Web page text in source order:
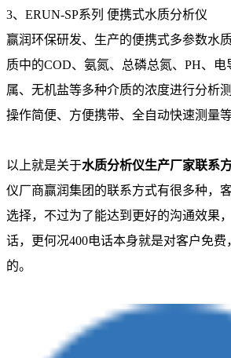
3、ERUN-SP系列 便携式水质分析仪
赢润环保研发、生产的便携式多参数水
质中的COD、氨氮、总磷总氮、PH、
属、无机盐等多种介质的浓度进行分析
操作简便、方便携带、全自动快速测量等
以上就是关于水质分析仪生产厂家联系
仪厂商赢润集团的联系方式有很多种，
选择，不过为了能达到更好的沟通效果
话，更何况400电话本身就是对客户免费
的。